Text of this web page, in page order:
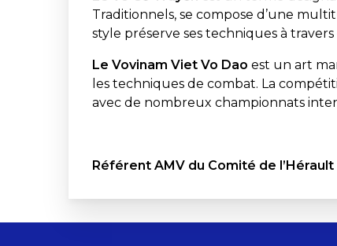
Traditionnels, se compose d’une
style préserve ses techniques à
Le Vovinam Viet Vo Dao est un art
les techniques de combat. La
avec de nombreux championnats
Référent AMV du Comité de l’Hérault